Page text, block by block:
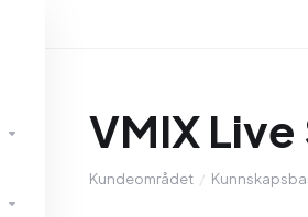
VMIX
Kundeområdet